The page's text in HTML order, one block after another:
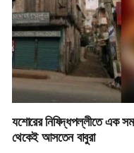
যশোরের নিষিদ্ধপল্লীতে এক
থেকেই আসতেন বাবুরা